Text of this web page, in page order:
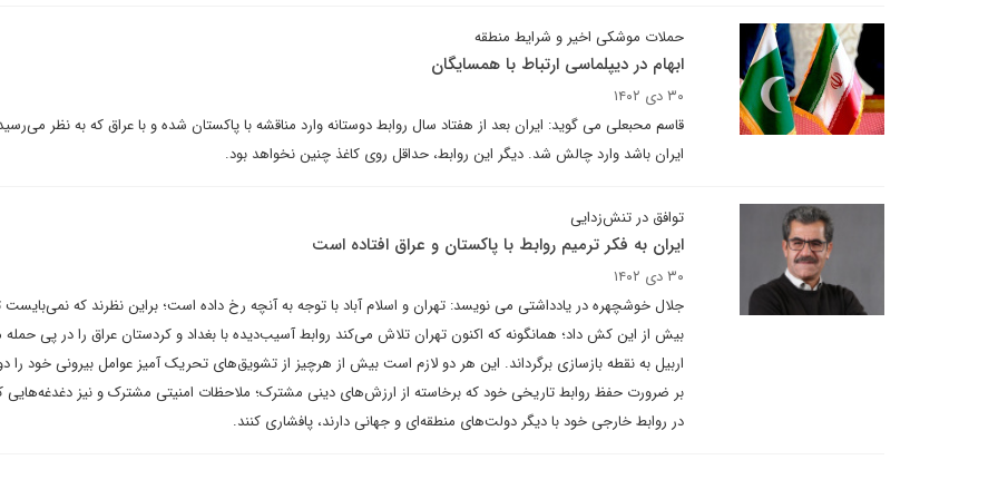
حملات موشکی اخیر و شرایط منطقه
ابهام در دیپلماسی ارتباط با همسایگان
۳۰ دی ۱۴۰۲
قاسم محبعلی می گوید: ایران بعد از هفتاد سال روابط دوستانه وارد مناقشه با پاکستان شده و با عراق که به نظر
ایران باشد وارد چالش شد. دیگر این روابط، حداقل روی کاغذ چنین نخواهد بود.
توافق در تنش‌زدایی
ایران به فکر ترمیم روابط با پاکستان و عراق افتاده است
۳۰ دی ۱۴۰۲
جلال خوشچهره در یادداشتی می نویسد: تهران و اسلام آباد با توجه به آنچه رخ داده است؛ براین نظرند که
بیش از این کش داد؛ همانگونه که اکنون تهران تلاش می‌کند روابط آسیب‌دیده با بغداد و کردستان عراق را در پی
اربیل به نقطه بازسازی برگرداند. این هر دو لازم است بیش از هرچیز از تشویق‌های تحریک آمیز عوامل بیرونی خود را
بر ضرورت حفظ روابط تاریخی خود که برخاسته از ارزش‌های دینی مشترک؛ ملاحظات امنیتی مشترک و نیز
در روابط خارجی خود با دیگر دولت‌های منطقه‌ای و جهانی دارند، پافشاری کنند.